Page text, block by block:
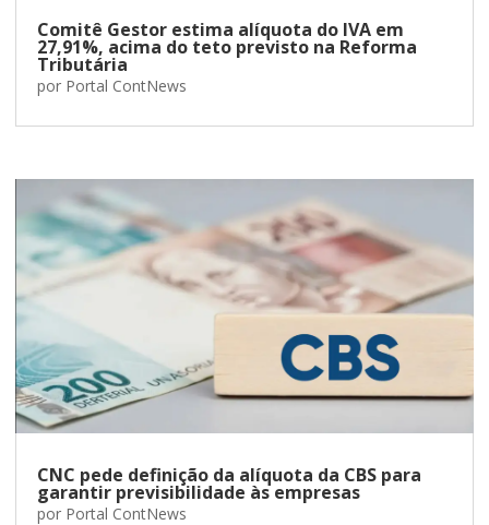
Comitê Gestor estima alíquota do IVA em
27,91%, acima do teto previsto na Reforma
Tributária
por Portal ContNews
CNC pede definição da alíquota da CBS para
garantir previsibilidade às empresas
por Portal ContNews